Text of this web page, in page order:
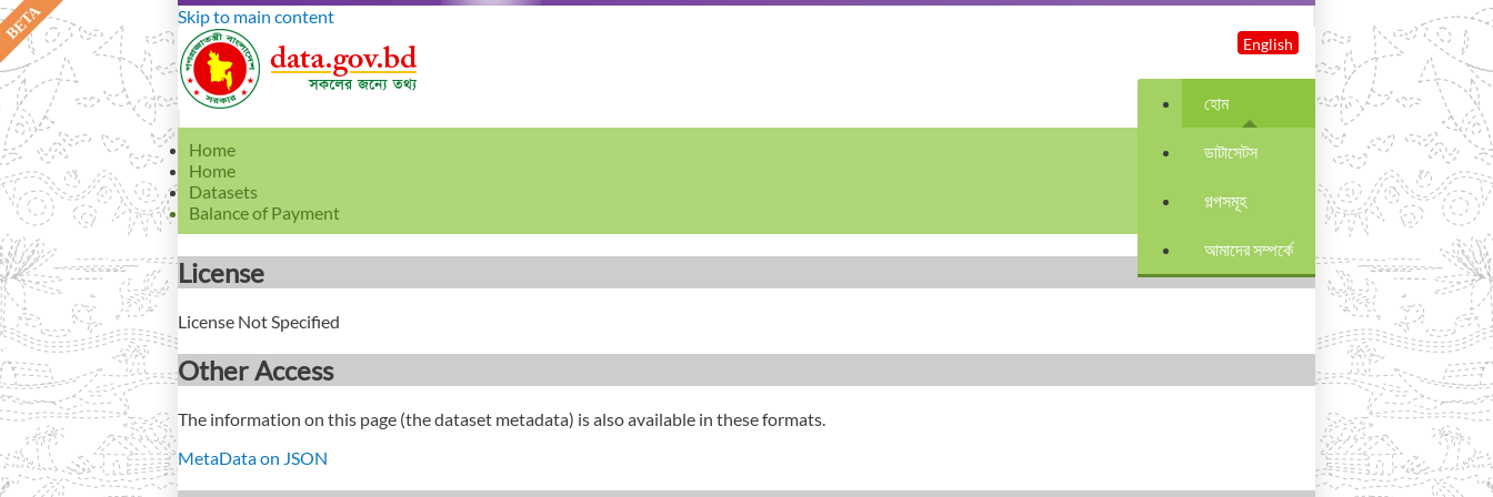
Skip to main content
হোম
ডাটাসেটস
গল্পসমূহ
আমাদের সম্পর্কে
English
Home
Home
Datasets
Balance of Payment
License
License Not Specified
Other Access
The information on this page (the dataset metadata) is also available in these formats.
MetaData on JSON